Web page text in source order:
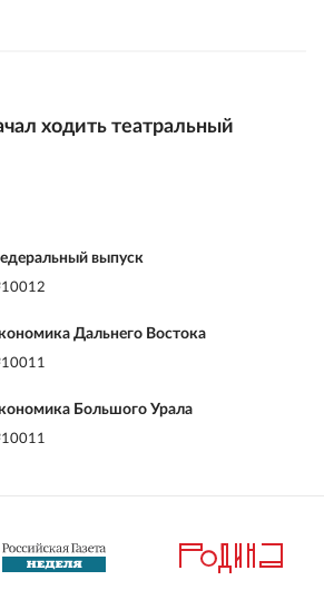
ходить театральный
выпуск
Дальнего Востока
Большого Урала